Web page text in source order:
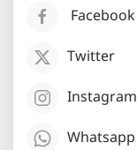
Facebook
Twitter
Instagram
Whatsapp